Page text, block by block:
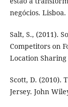
negócios.
Salt, S., (2011).
Competitors on
Location Sharing
Scott, D. (2010).
Jersey. John